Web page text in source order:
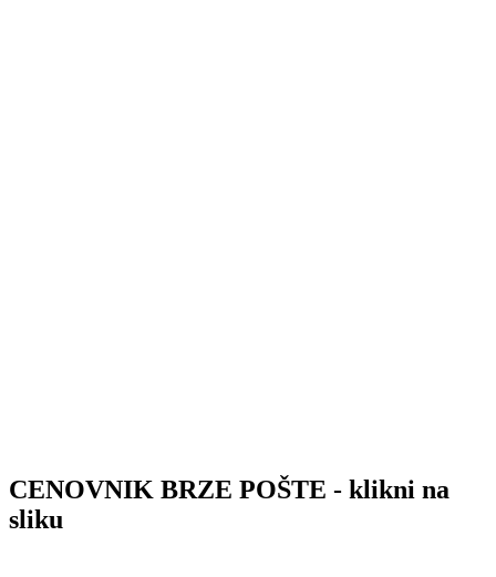
CENOVNIK BRZE POŠTE - klikni na
sliku